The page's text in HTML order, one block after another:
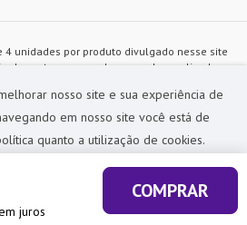
nosso site e sua experiência de
em nosso site você está de
quanto a utilização de cookies.
juros
COMPRAR
4 unidades por produto divulgado nesse site
dos estoques, sendo as vendas realizadas
sem prévia comunicação e são exclusivos
nenhuma obrigação de prática similar nas
Todas as imagens dos produtos são
ilustrativas.
Ltda CNPJ: 62.270.186/0011-28
- (11) 5445-1010